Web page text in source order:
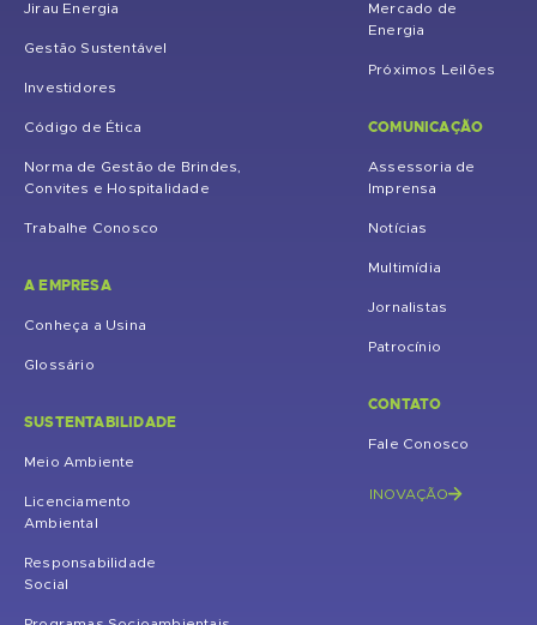
Jirau Energia
Gestão Sustentável
Investidores
Código de Ética
Norma de Gestão de Brindes,
Convites e Hospitalidade
Trabalhe Conosco
A EMPRESA
Conheça a Usina
Glossário
SUSTENTABILIDADE
Meio Ambiente
Licenciamento
Ambiental
Responsabilidade
Social
Mercado de
Energia
Próximos Leilões
COMUNICAÇÃO
Assessoria de
Imprensa
Notícias
Multimídia
Jornalistas
Patrocínio
CONTATO
Fale Conosco
INOVAÇÃO